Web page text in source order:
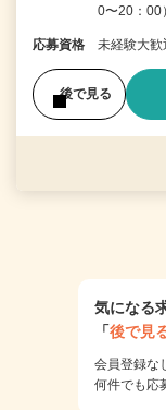
0〜20：00
応募資格 未経験大歓
後で見る
気になる
「後で見
会員登録な
何件でも応